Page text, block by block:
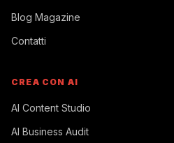
Blog Magazine
Contatti
CREA CON AI
AI Content Studio
AI Business Audit